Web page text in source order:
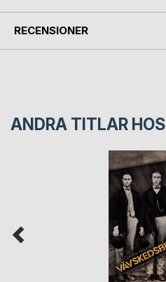
RECENSIONER
ANDRA TITLAR HOS